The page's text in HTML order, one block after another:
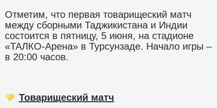
Отметим, что первая товарищеский матч
между сборными Таджикистана и Индии
состоится в пятницу, 5 июня, на стадионе
«ТАЛКО-Арена» в Турсунзаде. Начало игры –
в 20:00 часов.
Товарищеский матч